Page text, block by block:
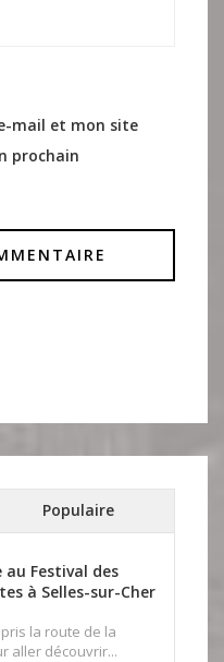
mail et mon site
prochain
Populaire
au Festival des
à Selles-sur-Cher
pris la route de la
aller découvrir...